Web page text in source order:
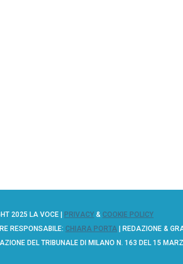
2025 LA VOCE | PRIVACY & COOKIE POLICY
RESPONSABILE: CHIARA PORTA | REDAZIONE &
DEL TRIBUNALE DI MILANO N. 163 DEL 15